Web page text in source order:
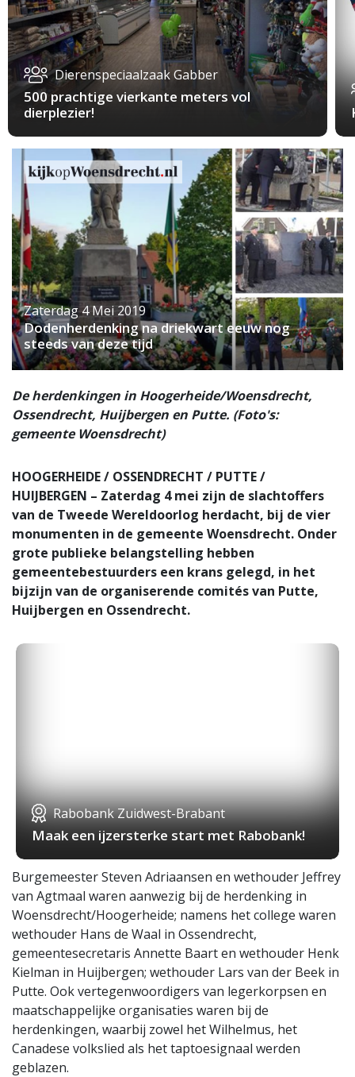
Dierenspeciaalzaak Gabber
500 prachtige vierkante meters vol
dierplezier!
Zaterdag 4 Mei 2019
Dodenherdenking na driekwart eeuw nog
steeds van deze tijd
De herdenkingen in Hoogerheide/Woensdrecht,
Ossendrecht, Huijbergen en Putte. (Foto's:
gemeente Woensdrecht)
HOOGERHEIDE / OSSENDRECHT / PUTTE /
HUIJBERGEN – Zaterdag 4 mei zijn de slachtoffers
van de Tweede Wereldoorlog herdacht, bij de vier
monumenten in de gemeente Woensdrecht. Onder
grote publieke belangstelling hebben
gemeentebestuurders een krans gelegd, in het
bijzijn van de organiserende comités van Putte,
Huijbergen en Ossendrecht.
Rabobank Zuidwest-Brabant
Maak een ijzersterke start met Rabobank!
Burgemeester Steven Adriaansen en wethouder Jeffrey
van Agtmaal waren aanwezig bij de herdenking in
Woensdrecht/Hoogerheide; namens het college waren
wethouder Hans de Waal in Ossendrecht,
gemeentesecretaris Annette Baart en wethouder Henk
Kielman in Huijbergen; wethouder Lars van der Beek in
Putte. Ook vertegenwoordigers van legerkorpsen en
maatschappelijke organisaties waren bij de
herdenkingen, waarbij zowel het Wilhelmus, het
Canadese volkslied als het taptoesignaal werden
geblazen.